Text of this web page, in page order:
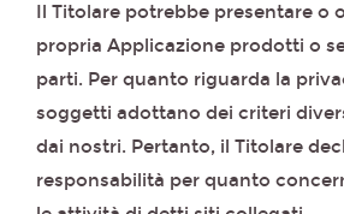
Il Titolare potrebbe presentare o
propria Applicazione prodotti o
parti. Per quanto riguarda la
soggetti adottano dei criteri
dai nostri. Pertanto, il Titolare
responsabilità per quanto